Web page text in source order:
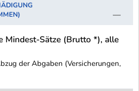
Mindest-Sätze (Brutto *), alle
der Abgaben (Versicherungen,